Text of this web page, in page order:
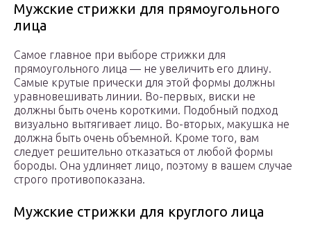
Мужские стрижки для прямоугольного
лица
Самое главное при выборе стрижки для
прямоугольного лица — не увеличить его длину.
Самые крутые прически для этой формы должны
уравновешивать линии. Во-первых, виски не
должны быть очень короткими. Подобный подход
визуально вытягивает лицо. Во-вторых, макушка не
должна быть очень объемной. Кроме того, вам
следует решительно отказаться от любой формы
бороды. Она удлиняет лицо, поэтому в вашем случае
строго противопоказана.
Мужские стрижки для круглого лица